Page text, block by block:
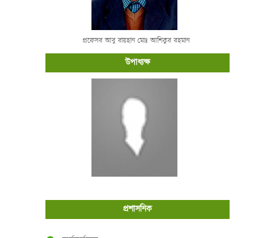
প্রফেসর আবু রায়হান মোঃ আশিকুর রহমান
উপাধ্যক্ষ
প্রশাসনিক